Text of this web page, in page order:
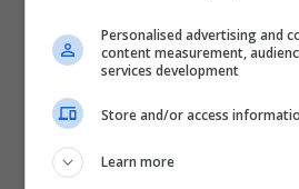
Personalised advertising and
content measurement,
services development
Store and/or access
Learn more